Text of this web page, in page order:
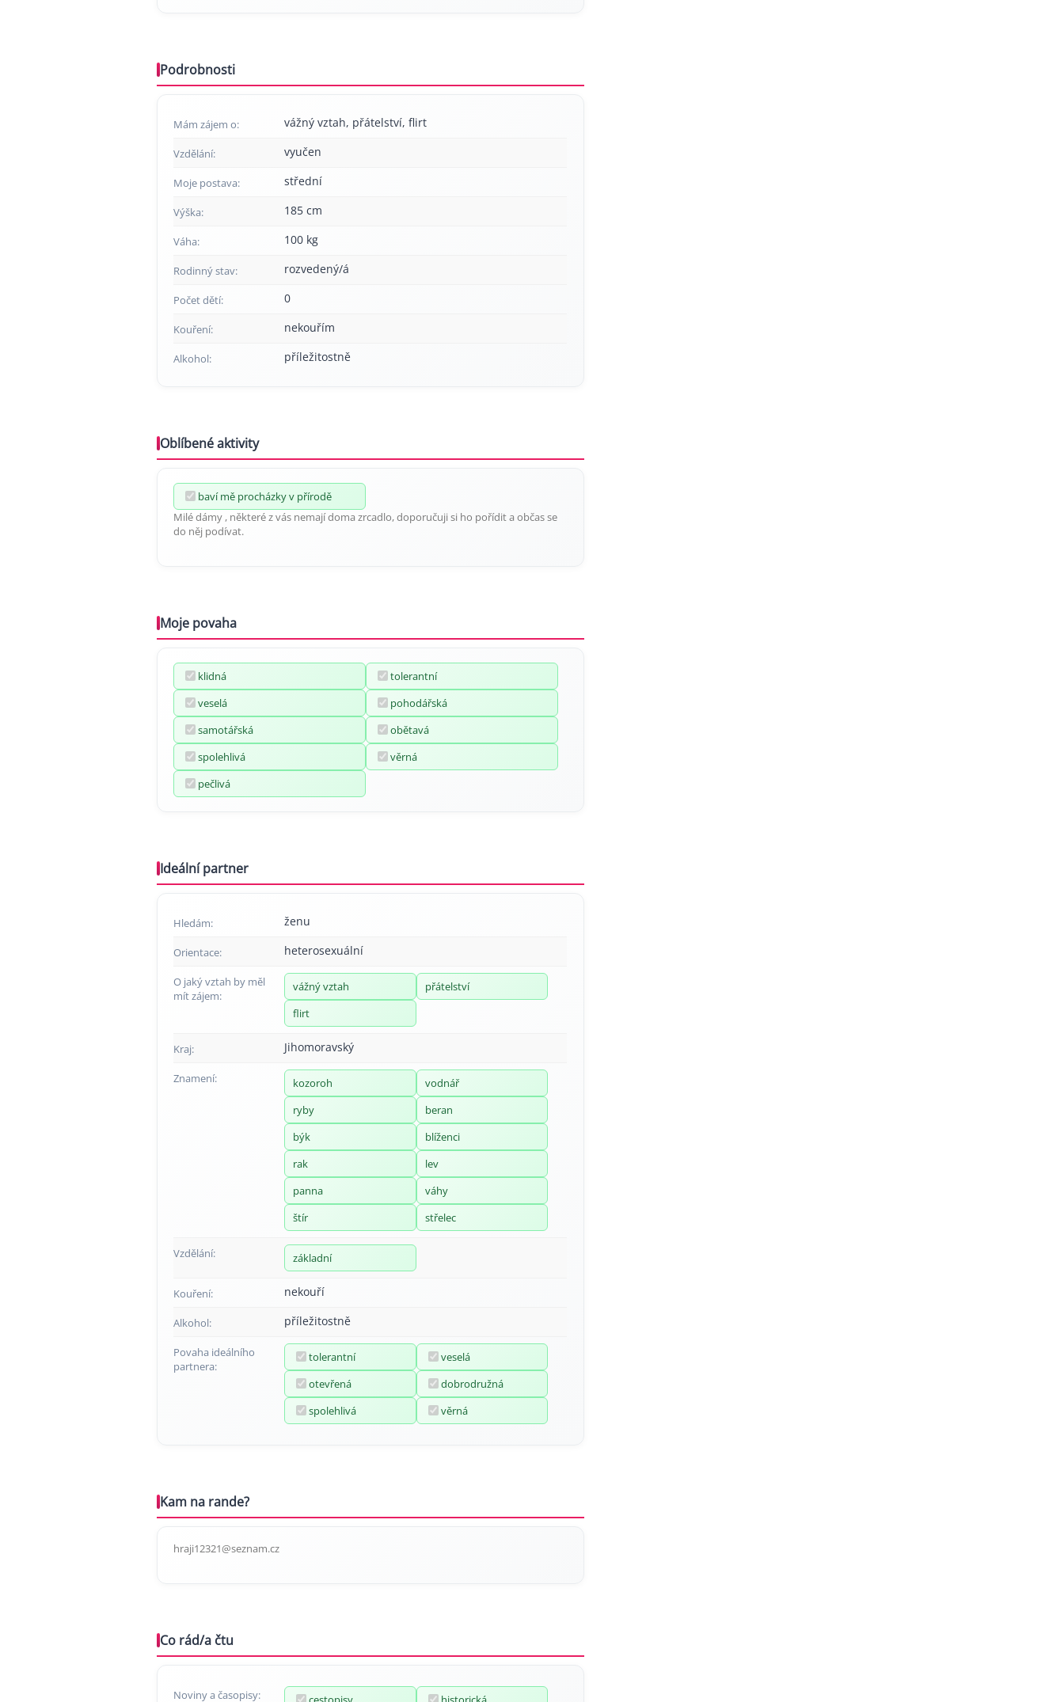
Podrobnosti
Mám zájem o: vážný vztah, přátelství, flirt
Vzdělání: vyučen
Moje postava: střední
Výška: 185 cm
Váha: 100 kg
Rodinný stav: rozvedený/á
Počet dětí: 0
Kouření: nekouřím
Alkohol: příležitostně
Oblíbené aktivity
baví mě procházky v přírodě
Milé dámy , některé z vás nemají doma zrcadlo, doporučuji si ho pořídit a občas se
do něj podívat.
Moje povaha
klidná
tolerantní
veselá
pohodářská
samotářská
obětavá
spolehlivá
věrná
pečlivá
Ideální partner
Hledám: ženu
Orientace: heterosexuální
O jaký vztah by měl
mít zájem:
vážný vztah
přátelství
flirt
Kraj: Jihomoravský
Znamení: kozoroh
vodnář
ryby
beran
býk
blíženci
rak
lev
panna
váhy
štír
střelec
Vzdělání: základní
Kouření: nekouří
Alkohol: příležitostně
Povaha ideálního
partnera:
tolerantní
veselá
otevřená
dobrodružná
spolehlivá
věrná
Kam na rande?
hraji12321@seznam.cz
Co rád/a čtu
Noviny a časopisy: